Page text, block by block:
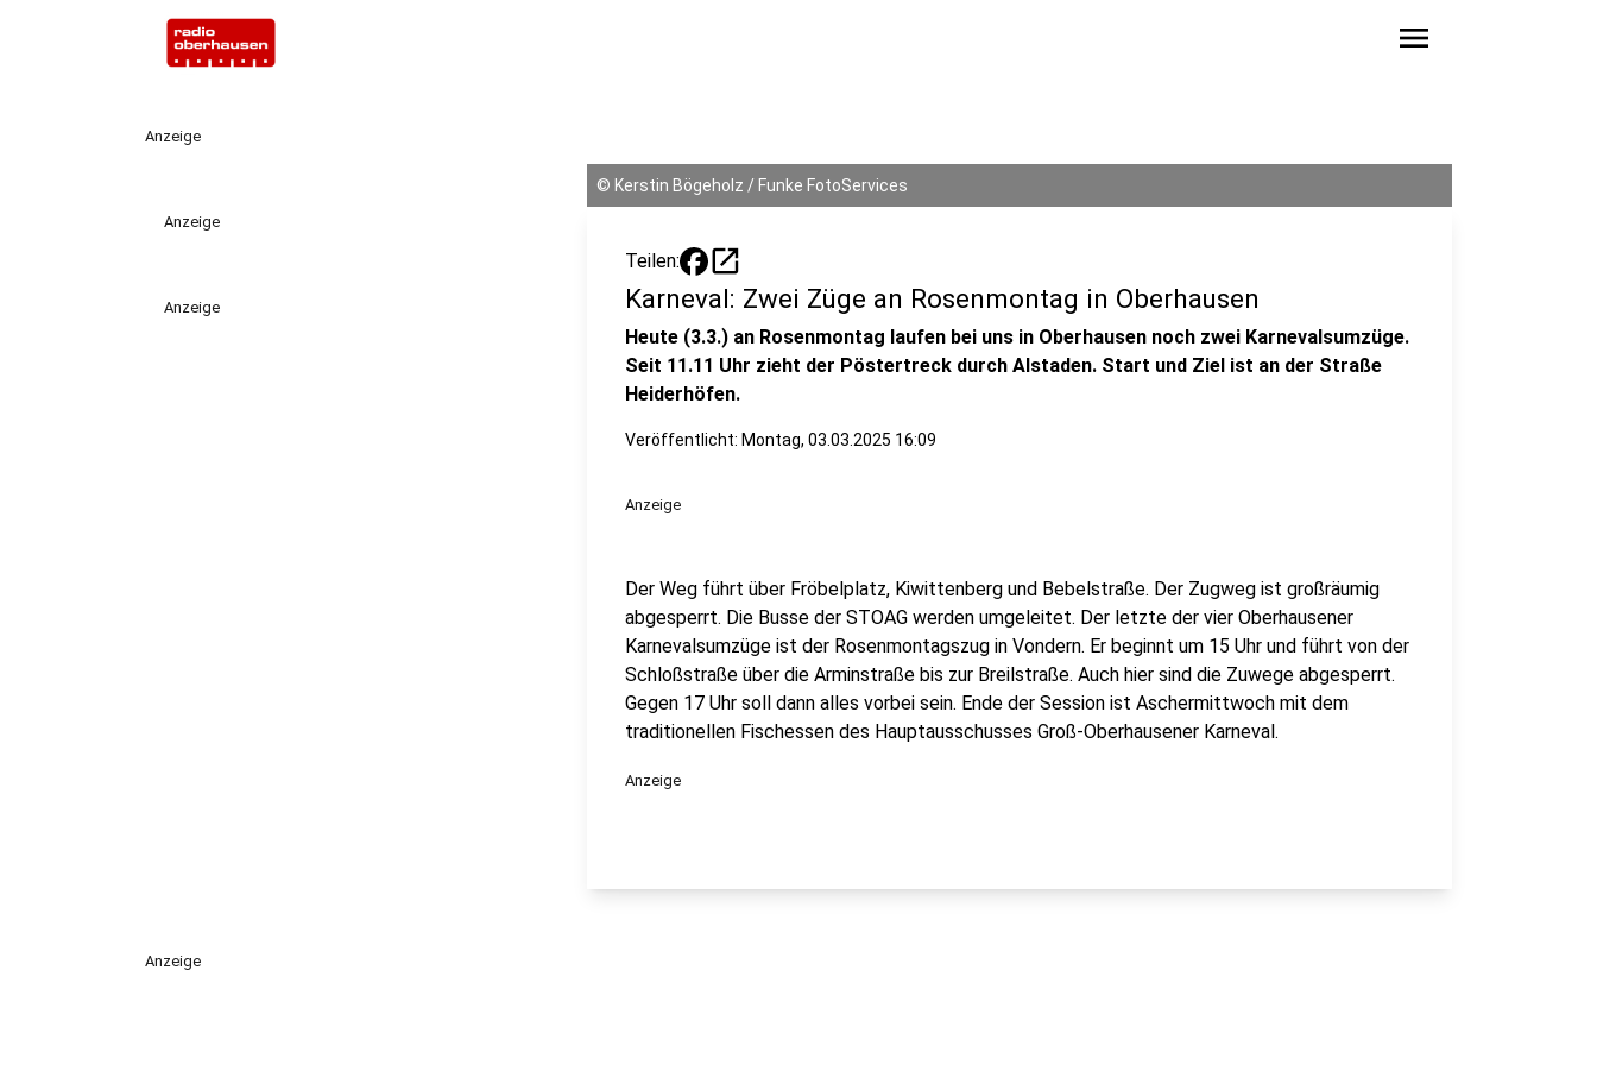
menu
Anzeige
Anzeige
Anzeige
© Kerstin Bögeholz / Funke FotoServices
Teilen: open_in_new
Karneval: Zwei Züge an Rosenmontag in Oberhausen
Heute (3.3.) an Rosenmontag laufen bei uns in Oberhausen noch zwei Karnevalsumzüge.
Seit 11.11 Uhr zieht der Pöstertreck durch Alstaden. Start und Ziel ist an der Straße
Heiderhöfen.
Veröffentlicht: Montag, 03.03.2025 16:09
Anzeige
Der Weg führt über Fröbelplatz, Kiwittenberg und Bebelstraße. Der Zugweg ist großräumig
abgesperrt. Die Busse der STOAG werden umgeleitet. Der letzte der vier Oberhausener
Karnevalsumzüge ist der Rosenmontagszug in Vondern. Er beginnt um 15 Uhr und führt von der
Schloßstraße über die Arminstraße bis zur Breilstraße. Auch hier sind die Zuwege abgesperrt.
Gegen 17 Uhr soll dann alles vorbei sein. Ende der Session ist Aschermittwoch mit dem
traditionellen Fischessen des Hauptausschusses Groß-Oberhausener Karneval.
Anzeige
Anzeige